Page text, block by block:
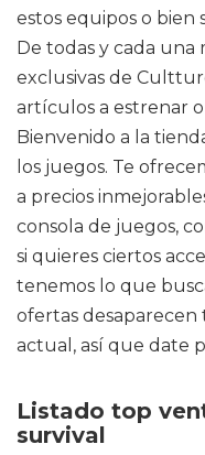
estos equipos o bien
De todas y cada una
exclusivas de
artículos a estrenar
Bienvenido a la
los juegos. Te
a precios
consola de juegos,
si quieres ciertos
tenemos lo que
ofertas
actual, así que date
Listado top
survival